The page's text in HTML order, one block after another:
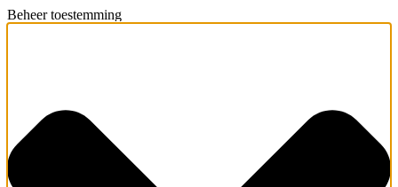
Beheer toestemming